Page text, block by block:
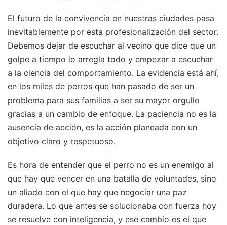
El futuro de la convivencia en nuestras ciudades pasa
inevitablemente por esta profesionalización del sector.
Debemos dejar de escuchar al vecino que dice que un
golpe a tiempo lo arregla todo y empezar a escuchar
a la ciencia del comportamiento. La evidencia está ahí,
en los miles de perros que han pasado de ser un
problema para sus familias a ser su mayor orgullo
gracias a un cambio de enfoque. La paciencia no es la
ausencia de acción, es la acción planeada con un
objetivo claro y respetuoso.
Es hora de entender que el perro no es un enemigo al
que hay que vencer en una batalla de voluntades, sino
un aliado con el que hay que negociar una paz
duradera. Lo que antes se solucionaba con fuerza hoy
se resuelve con inteligencia, y ese cambio es el que